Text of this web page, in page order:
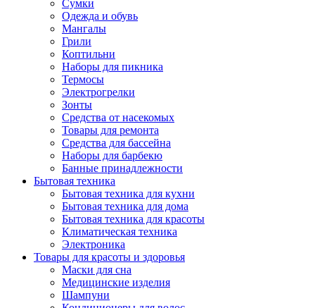
Сумки
Одежда и обувь
Мангалы
Грили
Коптильни
Наборы для пикника
Термосы
Электрогрелки
Зонты
Средства от насекомых
Товары для ремонта
Средства для бассейна
Наборы для барбекю
Банные принадлежности
Бытовая техника
Бытовая техника для кухни
Бытовая техника для дома
Бытовая техника для красоты
Климатическая техника
Электроника
Товары для красоты и здоровья
Маски для сна
Медицинские изделия
Шампуни